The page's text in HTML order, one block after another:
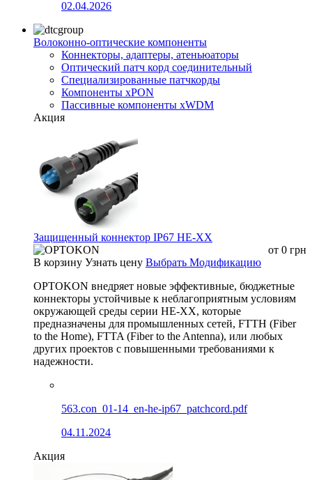
02.04.2026
Волоконно-оптические компоненты
Коннекторы, адаптеры, атеньюаторы
Оптический патч корд соединительный
Специализированные патчкорды
Компоненты xPON
Пассивные компоненты xWDM
Акция
Защищенный коннектор IP67 HE-XX
от 0 грн
В корзину Узнать цену Выбрать Модификацию
OPTOKON внедряет новые эффективные, бюджетные
коннекторы устойчивые к неблагоприятным условиям
окружающей среды серии HE-XX, которые
предназначены для промышленных сетей, FTTH (Fiber
to the Home), FTTA (Fiber to the Antenna), или любых
других проектов с повышенными требованиями к
надежности.
563.con_01-14_en-he-ip67_patchcord.pdf
04.11.2024
Акция